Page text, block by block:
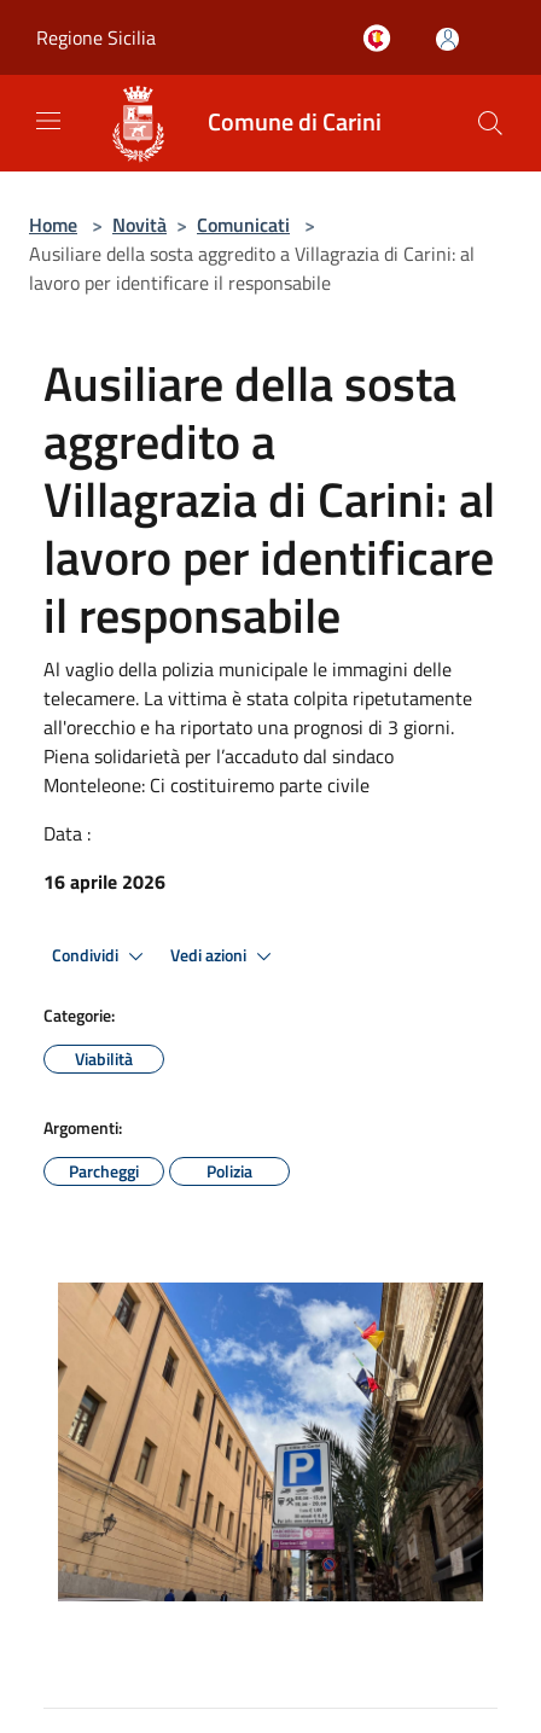
Regione Sicilia
Comune di Carini
Home > Novità > Comunicati >
Ausiliare della sosta aggredito a Villagrazia di Carini: al
lavoro per identificare il responsabile
Ausiliare della sosta
aggredito a
Villagrazia di Carini: al
lavoro per identificare
il responsabile
Al vaglio della polizia municipale le immagini delle
telecamere. La vittima è stata colpita ripetutamente
all'orecchio e ha riportato una prognosi di 3 giorni.
Piena solidarietà per l’accaduto dal sindaco
Monteleone: Ci costituiremo parte civile
Data :
16 aprile 2026
Condividi Vedi azioni
Categorie:
Viabilità
Argomenti:
Parcheggi
Polizia